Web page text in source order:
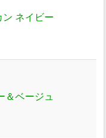
ン ネイビー
＆ベージュ